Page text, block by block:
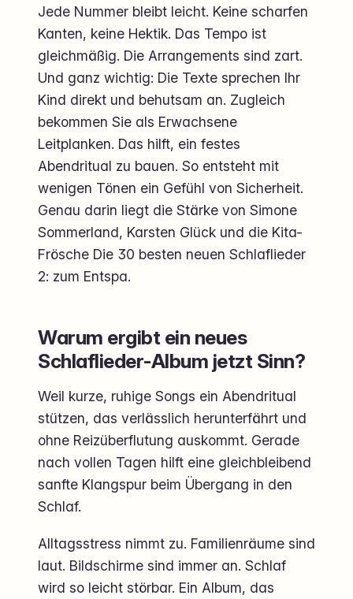
Jede Nummer bleibt leicht. Keine scharfen
Kanten, keine Hektik. Das Tempo ist
gleichmäßig. Die Arrangements sind zart.
Und ganz wichtig: Die Texte sprechen Ihr
Kind direkt und behutsam an. Zugleich
bekommen Sie als Erwachsene
Leitplanken. Das hilft, ein festes
Abendritual zu bauen. So entsteht mit
wenigen Tönen ein Gefühl von Sicherheit.
Genau darin liegt die Stärke von Simone
Sommerland, Karsten Glück und die Kita-
Frösche Die 30 besten neuen Schlaflieder
2: zum Entspa.
Warum ergibt ein neues
Schlaflieder-Album jetzt Sinn?
Weil kurze, ruhige Songs ein Abendritual
stützen, das verlässlich herunterfährt und
ohne Reizüberflutung auskommt. Gerade
nach vollen Tagen hilft eine gleichbleibend
sanfte Klangspur beim Übergang in den
Schlaf.
Alltagsstress nimmt zu. Familienräume sind
laut. Bildschirme sind immer an. Schlaf
wird so leicht störbar. Ein Album, das